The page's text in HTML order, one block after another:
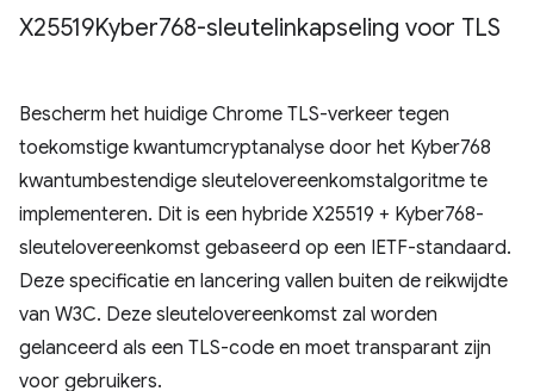
X25519Kyber768-sleutelinkapseling voor TLS
Bescherm het huidige Chrome TLS-verkeer tegen
toekomstige kwantumcryptanalyse door het Kyber768
kwantumbestendige sleutelovereenkomstalgoritme te
implementeren. Dit is een hybride X25519 + Kyber768-
sleutelovereenkomst gebaseerd op een IETF-standaard.
Deze specificatie en lancering vallen buiten de reikwijdte
van W3C. Deze sleutelovereenkomst zal worden
gelanceerd als een TLS-code en moet transparant zijn
voor gebruikers.